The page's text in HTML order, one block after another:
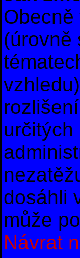
(úrovně
určitých
dosáhli
může
Návrat